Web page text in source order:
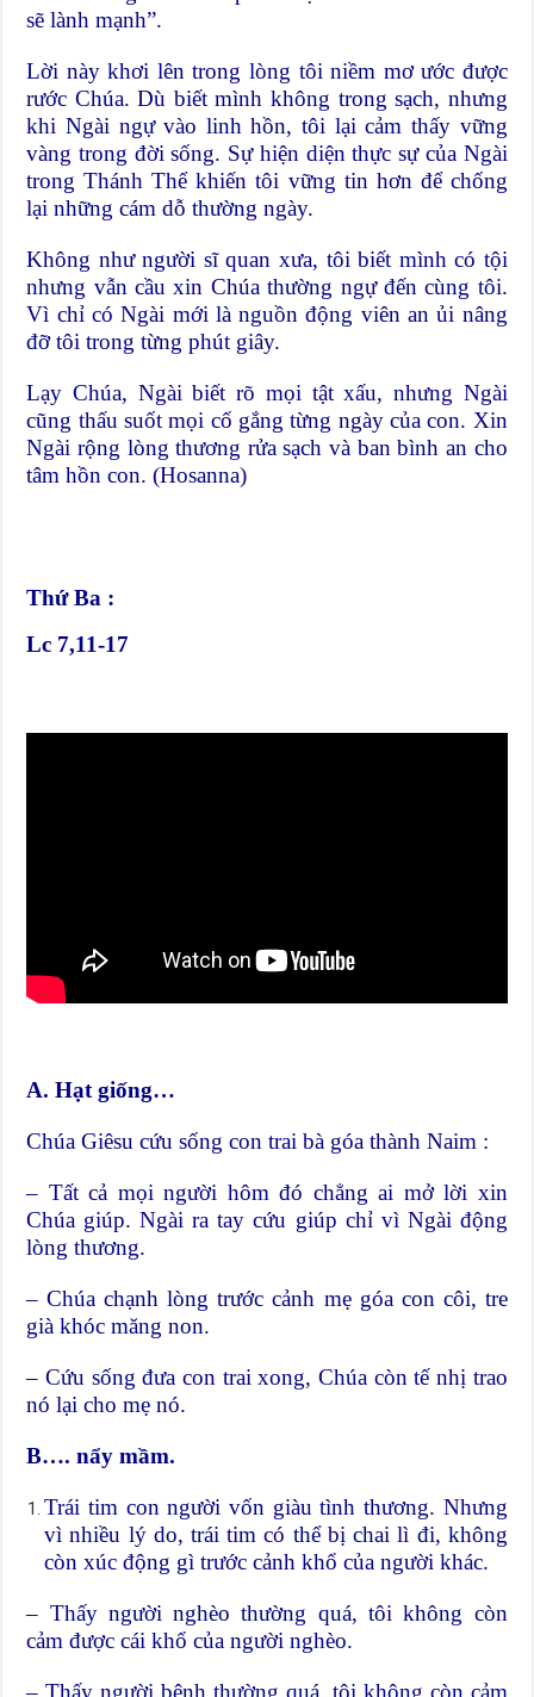
sẽ lành mạnh”.
Lời này khơi lên trong lòng tôi niềm mơ ước được
rước Chúa. Dù biết mình không trong sạch, nhưng
khi Ngài ngự vào linh hồn, tôi lại cảm thấy vững
vàng trong đời sống. Sự hiện diện thực sự của Ngài
trong Thánh Thể khiến tôi vững tin hơn để chống
lại những cám dỗ thường ngày.
Không như người sĩ quan xưa, tôi biết mình có tội
nhưng vẫn cầu xin Chúa thường ngự đến cùng tôi.
Vì chỉ có Ngài mới là nguồn động viên an ủi nâng
đỡ tôi trong từng phút giây.
Lạy Chúa, Ngài biết rõ mọi tật xấu, nhưng Ngài
cũng thấu suốt mọi cố gắng từng ngày của con. Xin
Ngài rộng lòng thương rửa sạch và ban bình an cho
tâm hồn con. (Hosanna)
Thứ Ba :
Lc 7,11-17
A. Hạt giống…
Chúa Giêsu cứu sống con trai bà góa thành Naim :
– Tất cả mọi người hôm đó chẳng ai mở lời xin
Chúa giúp. Ngài ra tay cứu giúp chỉ vì Ngài động
lòng thương.
– Chúa chạnh lòng trước cảnh mẹ góa con côi, tre
già khóc măng non.
– Cứu sống đưa con trai xong, Chúa còn tế nhị trao
nó lại cho mẹ nó.
B…. nẩy mầm.
Trái tim con người vốn giàu tình thương. Nhưng
vì nhiều lý do, trái tim có thể bị chai lì đi, không
còn xúc động gì trước cảnh khổ của người khác.
– Thấy người nghèo thường quá, tôi không còn
cảm được cái khổ của người nghèo.
– Thấy người bệnh thường quá, tôi không còn cảm